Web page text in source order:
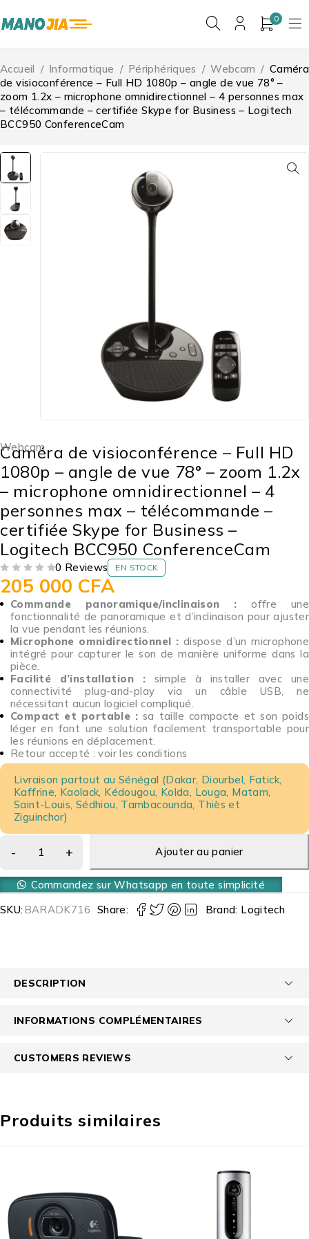
0
Accueil / Informatique / Périphériques / Webcam / Caméra
de visioconférence – Full HD 1080p – angle de vue 78° –
zoom 1.2x – microphone omnidirectionnel – 4 personnes max
– télécommande – certifiée Skype for Business – Logitech
BCC950 ConferenceCam
Webcam
Caméra de visioconférence – Full HD
1080p – angle de vue 78° – zoom 1.2x
– microphone omnidirectionnel – 4
personnes max – télécommande –
certifiée Skype for Business –
Logitech BCC950 ConferenceCam
0 Reviews EN STOCK
205 000 CFA
Commande panoramique/inclinaison : offre une
fonctionnalité de panoramique et d’inclinaison pour ajuster
la vue pendant les réunions.
Microphone omnidirectionnel : dispose d’un microphone
intégré pour capturer le son de manière uniforme dans la
pièce.
Facilité d’installation :simple à installer avec une
connectivité plug-and-play via un câble USB, ne
nécessitant aucun logiciel compliqué.
Compact et portable : sa taille compacte et son poids
léger en font une solution facilement transportable pour
les réunions en déplacement.
Retour accepté : voir les conditions
Livraison partout au Sénégal (Dakar, Diourbel, Fatick,
Kaffrine, Kaolack, Kédougou, Kolda, Louga, Matam,
Saint-Louis, Sédhiou, Tambacounda, Thiès et
Ziguinchor)
Ajouter au panier
Commandez sur Whatsapp en toute simplicité
SKU:BARADK716 Share: Brand: Logitech
DESCRIPTION
INFORMATIONS COMPLÉMENTAIRES
CUSTOMERS REVIEWS
Produits similaires